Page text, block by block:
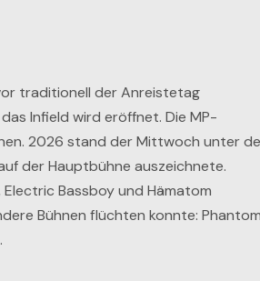
traditionell der Anreistetag
Infield wird eröffnet. Die MP-
2026 stand der Mittwoch unter
der Hauptbühne auszeichnete.
Bassboy und Hämatom
Bühnen flüchten konnte: